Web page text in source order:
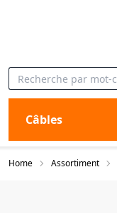
Câbles
Home Assortiment